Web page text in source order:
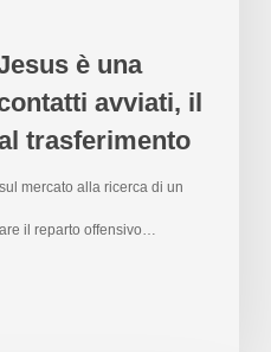
è una
avviati, il
trasferimento
mercato alla ricerca di un
il reparto offensivo…